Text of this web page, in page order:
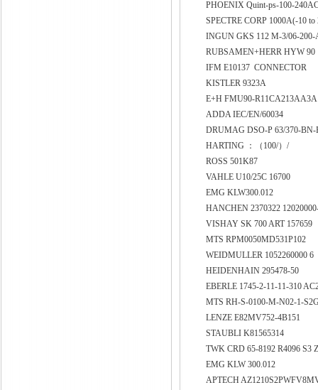
PHOENIX Quint-ps-100-
SPECTRE CORP 1000A(-10
INGUN GKS 112 M-3/06-
RUBSAMEN+HERR HYW 90
IFM E10137 CONNECTOR
KISTLER 9323A
E+H FMU90-
ADDA IEC/EN/60034
DRUMAG DSO-P 63/370-
HARTING ：（100/）/
ROSS 501K87
VAHLE U10/25C 16700
EMG KLW300.012
HANCHEN 2370322
VISHAY SK 700 ART 157659
MTS RPM0050MD531P102
WEIDMULLER 1052260000 6
HEIDENHAIN 295478-50
EBERLE 1745-2-11-11-310
MTS RH-S-0100-M-N02-1-
LENZE E82MV752-4B151
STAUBLI K81565314
TWK CRD 65-8192 R4096 S3
EMG KLW 300.012
APTECH